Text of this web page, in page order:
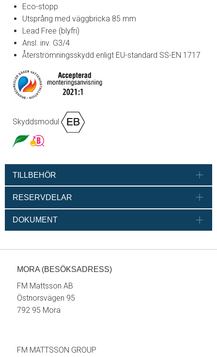
Eco-stopp
Utsprång med väggbricka 85 mm
Lead Free (blyfri)
Ansl. inv. G3/4
Återströmningsskydd enligt EU-standard SS-EN 1717
Skyddsmodul
TILLBEHÖR
RESERVDELAR
DOKUMENT
MORA (BESÖKSADRESS)
FM Mattsson AB
Östnorsvägen 95
792 95 Mora
FM MATTSSON GROUP